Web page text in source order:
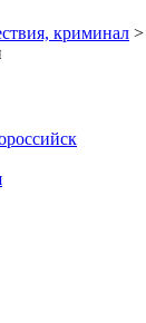
криминал >